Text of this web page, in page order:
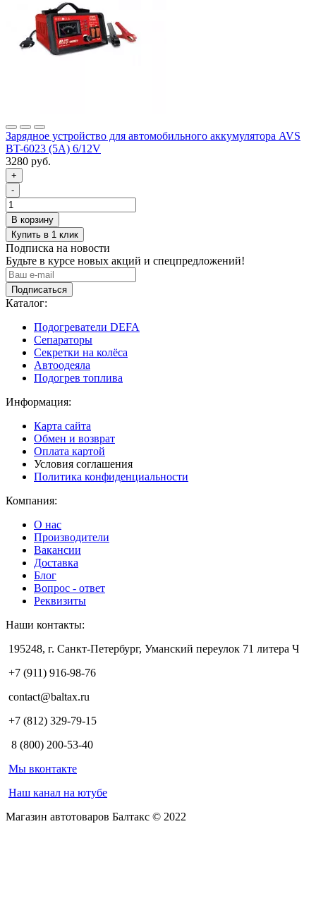
Зарядное устройство для автомобильного аккумулятора AVS
BT-6023 (5A) 6/12V
3280 руб.
+
-
Подписка на новости
Будьте в курсе новых акций и спецпредложений!
Подписаться
Каталог:
Подогреватели DEFA
Сепараторы
Секретки на колёса
Автоодеяла
Подогрев топлива
Информация:
Карта сайта
Обмен и возврат
Оплата картой
Условия соглашения
Политика конфиденциальности
Компания:
О нас
Производители
Вакансии
Доставка
Блог
Вопрос - ответ
Реквизиты
Наши контакты:
195248, г. Санкт-Петербург, Уманский переулок 71 литера Ч
+7 (911) 916-98-76
contact@baltax.ru
+7 (812) 329-79-15
8 (800) 200-53-40
Мы вконтакте
Наш канал на ютубе
Магазин автотоваров Балтакс © 2022